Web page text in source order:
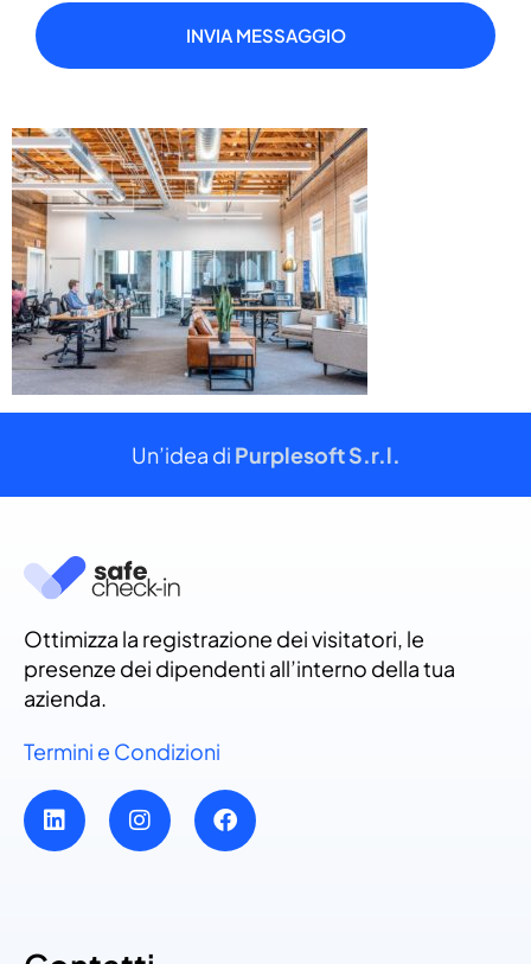
INVIA MESSAGGIO
Un’idea di Purplesoft S.r.l.
Ottimizza la registrazione dei visitatori, le
presenze dei dipendenti all’interno della tua
azienda.
Termini e Condizioni